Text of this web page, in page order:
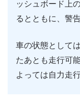
ッシュボード上
るとともに、警
車の状態として
たあとも走行可
よっては自力走